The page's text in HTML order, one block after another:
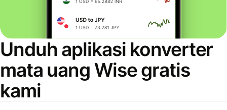
Unduh aplikasi konverter
mata uang Wise gratis
kami